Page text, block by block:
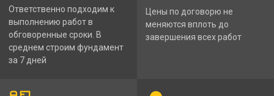
Ответственно подходим к
выполнению работ в
обговоренные сроки. В
среднем строим фундамент
за 7 дней
Цены по договорю не
меняются вплоть до
завершения всех работ